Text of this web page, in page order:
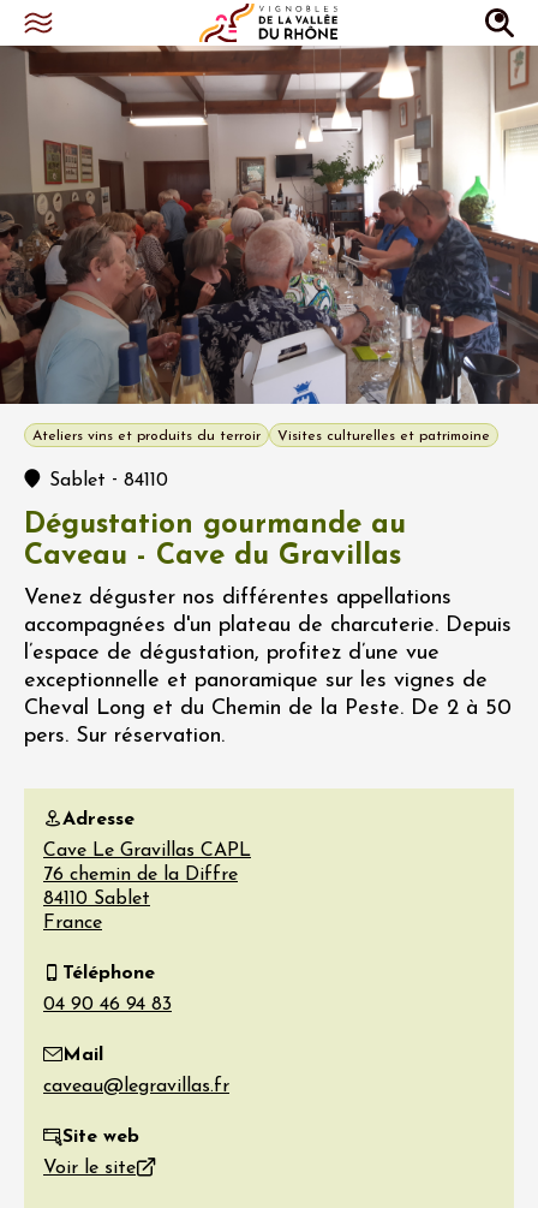
Ateliers vins et produits du terroir Visites culturelles et patrimoine
Sablet - 84110
Dégustation gourmande au
Caveau - Cave du Gravillas
Venez déguster nos différentes appellations
accompagnées d'un plateau de charcuterie. Depuis
l’espace de dégustation, profitez d’une vue
exceptionnelle et panoramique sur les vignes de
Cheval Long et du Chemin de la Peste. De 2 à 50
pers. Sur réservation.
Adresse
Cave Le Gravillas CAPL
76 chemin de la Diffre
84110 Sablet
France
Téléphone
Mail
Site web
Voir le site